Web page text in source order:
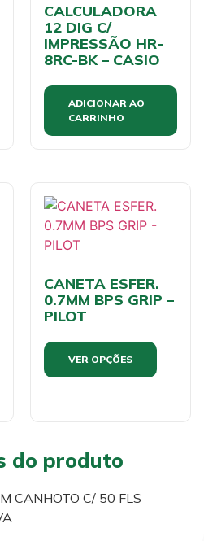
CALCULADORA
12 DIG C/
IMPRESSÃO HR-
8RC-BK – CASIO
ADICIONAR AO
CARRINHO
CANETA ESFER.
0.7MM BPS GRIP –
PILOT
VER OPÇÕES
do produto
CANHOTO C/ 50 FLS